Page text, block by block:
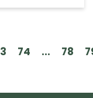
74 ... 78